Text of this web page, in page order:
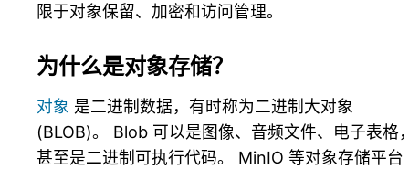
限于对象保留、加密和访问管理。
为什么是对象存储？
对象 是二进制数据，有时称为二进制大对象
(BLOB)。 Blob 可以是图像、音频文件、电子表格
甚至是二进制可执行代码。 MinIO 等对象存储平台